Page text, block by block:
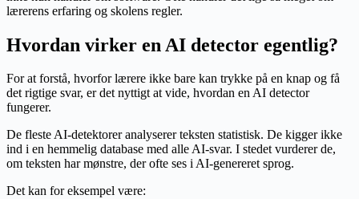
lærerens erfaring og skolens regler.
Hvordan virker en AI detector egentlig?
For at forstå, hvorfor lærere ikke bare kan trykke på en knap og få
det rigtige svar, er det nyttigt at vide, hvordan en AI detector
fungerer.
De fleste AI-detektorer analyserer teksten statistisk. De kigger ikke
ind i en hemmelig database med alle AI-svar. I stedet vurderer de,
om teksten har mønstre, der ofte ses i AI-genereret sprog.
Det kan for eksempel være: